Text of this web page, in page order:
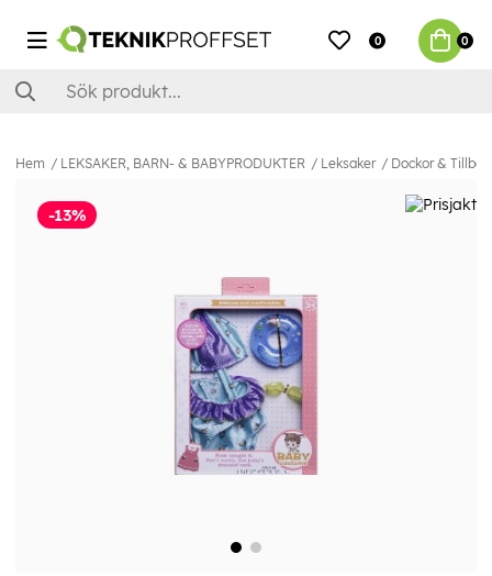
0 0
Hem LEKSAKER, BARN- & BABYPRODUKTER Leksaker Dockor &
-13%